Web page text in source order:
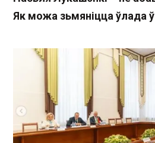
Як можа зьмяніцца ўлада ў